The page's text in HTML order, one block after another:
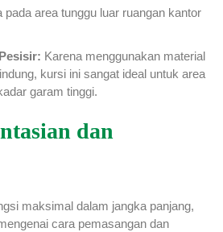
pada area tunggu luar ruangan kantor
Karena menggunakan material
kursi ini sangat ideal untuk area
garam tinggi.
dan
maksimal dalam jangka panjang,
cara pemasangan dan